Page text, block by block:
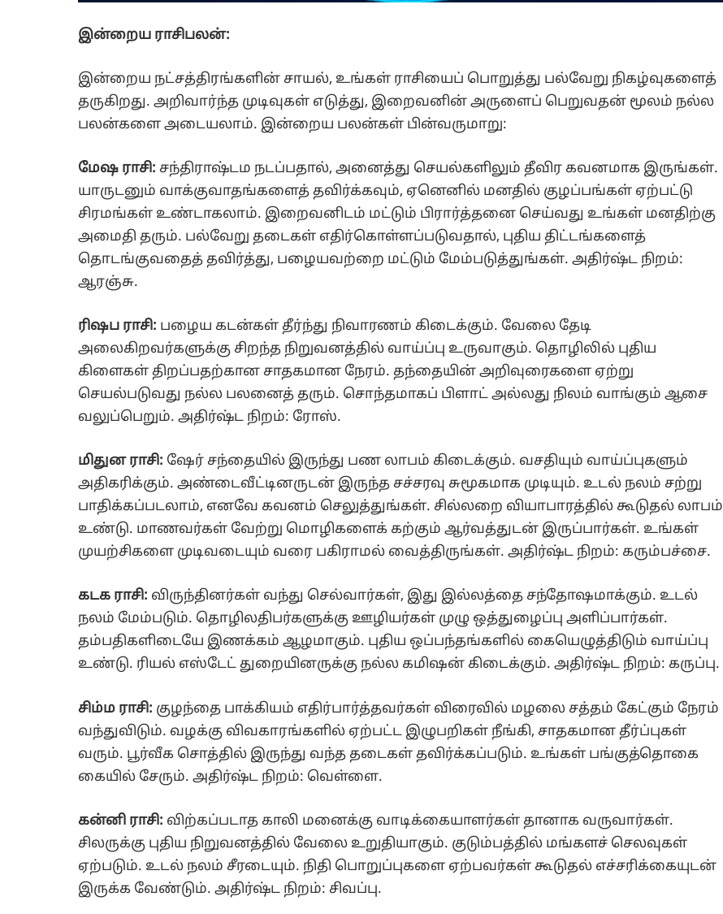
இன்றைய ராசிபலன்:
இன்றைய நட்சத்திரங்களின் சாயல், உங்கள் ராசியைப் பொறுத்து பல்வேறு நிகழ்வுகளைத்
தருகிறது. அறிவார்ந்த முடிவுகள் எடுத்து, இறைவனின் அருளைப் பெறுவதன் மூலம் நல்ல
பலன்களை அடையலாம். இன்றைய பலன்கள் பின்வருமாறு:
மேஷ ராசி:சந்திராஷ்டம நடப்பதால், அனைத்து செயல்களிலும் தீவிர கவனமாக இருங்கள்.
யாருடனும் வாக்குவாதங்களைத் தவிர்க்கவும், ஏனெனில் மனதில் குழப்பங்கள் ஏற்பட்டு
சிரமங்கள் உண்டாகலாம். இறைவனிடம் மட்டும் பிரார்த்தனை செய்வது உங்கள் மனதிற்கு
அமைதி தரும். பல்வேறு தடைகள் எதிர்கொள்ளப்படுவதால், புதிய திட்டங்களைத்
தொடங்குவதைத் தவிர்த்து, பழையவற்றை மட்டும் மேம்படுத்துங்கள். அதிர்ஷ்ட நிறம்:
ஆரஞ்சு.
ரிஷப ராசி: பழைய கடன்கள் தீர்ந்து நிவாரணம் கிடைக்கும். வேலை தேடி
அலைகிறவர்களுக்கு சிறந்த நிறுவனத்தில் வாய்ப்பு உருவாகும். தொழிலில் புதிய
கிளைகள் திறப்பதற்கான சாதகமான நேரம். தந்தையின் அறிவுரைகளை ஏற்று
செயல்படுவது நல்ல பலனைத் தரும். சொந்தமாகப் பிளாட் அல்லது நிலம் வாங்கும் ஆசை
வலுப்பெறும். அதிர்ஷ்ட நிறம்: ரோஸ்.
மிதுன ராசி: ஷேர் சந்தையில் இருந்து பண லாபம் கிடைக்கும். வசதியும் வாய்ப்புகளும்
அதிகரிக்கும். அண்டைவீட்டினருடன் இருந்த சச்சரவு சுமூகமாக முடியும். உடல் நலம் சற்று
பாதிக்கப்படலாம், எனவே கவனம் செலுத்துங்கள். சில்லறை வியாபாரத்தில் கூடுதல் லாபம்
உண்டு. மாணவர்கள் வேற்று மொழிகளைக் கற்கும் ஆர்வத்துடன் இருப்பார்கள். உங்கள்
முயற்சிகளை முடிவடையும் வரை பகிராமல் வைத்திருங்கள். அதிர்ஷ்ட நிறம்: கரும்பச்சை.
கடக ராசி: விருந்தினர்கள் வந்து செல்வார்கள், இது இல்லத்தை சந்தோஷமாக்கும். உடல்
நலம் மேம்படும். தொழிலதிபர்களுக்கு ஊழியர்கள் முழு ஒத்துழைப்பு அளிப்பார்கள்.
தம்பதிகளிடையே இணக்கம் ஆழமாகும். புதிய ஒப்பந்தங்களில் கையெழுத்திடும் வாய்ப்பு
உண்டு. ரியல் எஸ்டேட் துறையினருக்கு நல்ல கமிஷன் கிடைக்கும். அதிர்ஷ்ட நிறம்: கருப்பு.
சிம்ம ராசி: குழந்தை பாக்கியம் எதிர்பார்த்தவர்கள் விரைவில் மழலை சத்தம் கேட்கும் நேரம்
வந்துவிடும். வழக்கு விவகாரங்களில் ஏற்பட்ட இழுபறிகள் நீங்கி, சாதகமான தீர்ப்புகள்
வரும். பூர்வீக சொத்தில் இருந்து வந்த தடைகள் தவிர்க்கப்படும். உங்கள் பங்குத்தொகை
கையில் சேரும். அதிர்ஷ்ட நிறம்: வெள்ளை.
கன்னி ராசி: விற்கப்படாத காலி மனைக்கு வாடிக்கையாளர்கள் தானாக வருவார்கள்.
சிலருக்கு புதிய நிறுவனத்தில் வேலை உறுதியாகும். குடும்பத்தில் மங்களச் செலவுகள்
ஏற்படும். உடல் நலம் சீரடையும். நிதி பொறுப்புகளை ஏற்பவர்கள் கூடுதல் எச்சரிக்கையுடன்
இருக்க வேண்டும். அதிர்ஷ்ட நிறம்: சிவப்பு.